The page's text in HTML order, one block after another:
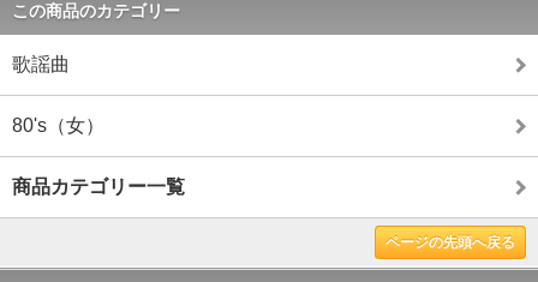
この商品のカテゴリー
歌謡曲
80's（女）
商品カテゴリー一覧
ページの先頭へ戻る